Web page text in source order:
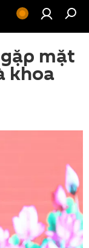
mặt
khoa